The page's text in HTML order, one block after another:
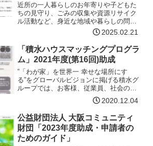
近所の一人暮らしのお年寄りや子どもた
ちの見守り、ごみの収集や資源リサイク
ル活動など、身近な地域や暮らしの問題
に取り組むグループの皆さま、生活学校
に参加してみませんか？生活学校の趣旨
に賛同し、参加を希望する地域活動団体
の募集を行い、審査のうえ…【詳細はコ
チラ】
2025.02.21
「積水ハウスマッチングプログラ
ム」2021年度(第16回)助成
”「わが家」を世界一 幸せな場所にす
る”をグローバルビジョンに掲げる積水グ
ループでは、お客様、従業員、社会の
「幸せ」を最大化するため、会社と従業
員の共同寄附制度「積水ハウスマッチン
グプログラム」を実施しています。ESG
経営のSocialの活…【詳細はコチラ】
2020.12.04
公益財団法人 大阪コミュニティ
財団「2023年度助成・申請者の
ためのガイド」